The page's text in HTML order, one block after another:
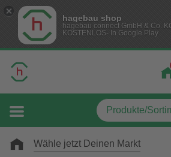
hagebau shop
hagebau connect GmbH & Co.
KOSTENLOS- In Google Play
Wähle jetzt Deinen Markt